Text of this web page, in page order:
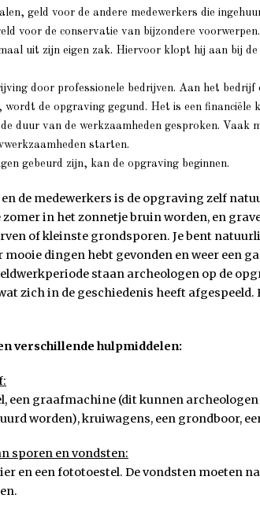
geld voor de andere medewerkers die
voor de conservatie van bijzondere
uit zijn eigen zak. Hiervoor klopt hij aan bij de
door professionele bedrijven. Aan het
wordt de opgraving gegund. Het is een financiële
duur van de werkzaamheden gesproken. Vaak
starten.
gebeurd zijn, kan de opgraving beginnen.
de medewerkers is de opgraving zelf
zomer in het zonnetje bruin worden, en
of kleinste grondsporen. Je bent
mooie dingen hebt gevonden en weer een
staan archeologen op de
zich in de geschiedenis heeft afgespeeld.
verschillende hulpmiddelen:
een graafmachine (dit kunnen
worden), kruiwagens, een grondboor,
sporen en vondsten:
en een fototoestel. De vondsten moeten